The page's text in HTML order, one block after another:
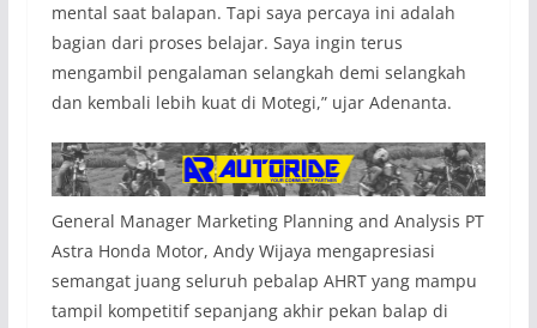
mental saat balapan. Tapi saya percaya ini adalah
bagian dari proses belajar. Saya ingin terus
mengambil pengalaman selangkah demi selangkah
dan kembali lebih kuat di Motegi,” ujar Adenanta.
General Manager Marketing Planning and Analysis PT
Astra Honda Motor, Andy Wijaya mengapresiasi
semangat juang seluruh pebalap AHRT yang mampu
tampil kompetitif sepanjang akhir pekan balap di